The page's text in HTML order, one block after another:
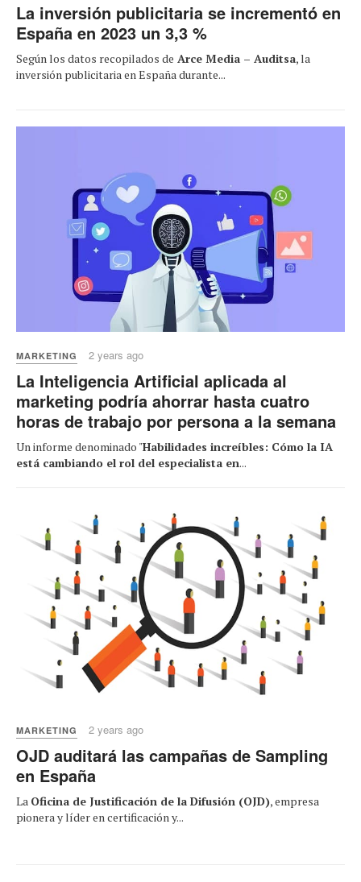
La inversión publicitaria se incrementó en
España en 2023 un 3,3 %
Según los datos recopilados de Arce Media – Auditsa, la
inversión publicitaria en España durante...
MARKETING 2 years ago
La Inteligencia Artificial aplicada al
marketing podría ahorrar hasta cuatro
horas de trabajo por persona a la semana
Un informe denominado "Habilidades increíbles: Cómo la IA
está cambiando el rol del especialista en...
MARKETING 2 years ago
OJD auditará las campañas de Sampling
en España
La Oficina de Justificación de la Difusión (OJD), empresa
pionera y líder en certificación y...